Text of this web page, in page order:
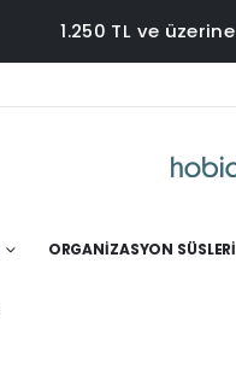
1.250 TL ve üzerine
ORGANIZASYON SÜSLERI